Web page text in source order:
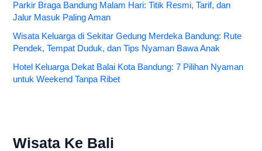
Parkir Braga Bandung Malam Hari: Titik Resmi, Tarif, dan
Jalur Masuk Paling Aman
Wisata Keluarga di Sekitar Gedung Merdeka Bandung: Rute
Pendek, Tempat Duduk, dan Tips Nyaman Bawa Anak
Hotel Keluarga Dekat Balai Kota Bandung: 7 Pilihan Nyaman
untuk Weekend Tanpa Ribet
Wisata Ke Bali